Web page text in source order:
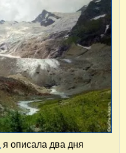
я описала два дня